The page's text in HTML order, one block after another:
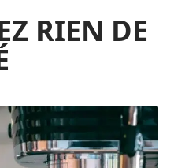
RIEN DE